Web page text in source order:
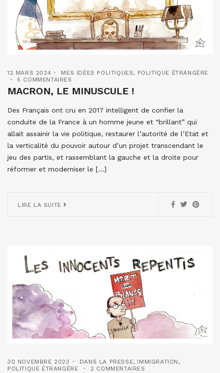
12 MARS 2024 MES IDÉES POLITIQUES, POLITIQUE ÉTRANGÈRE
5 COMMENTAIRES
MACRON, LE MINUSCULE !
Des Français ont cru en 2017 intelligent de confier la
conduite de la France à un homme jeune et “brillant” qui
allait assainir la vie politique, restaurer l’autorité de l’Etat et
la verticalité du pouvoir autour d’un projet transcendant le
jeu des partis, et rassemblant la gauche et la droite pour
réformer et moderniser le […]
LIRE LA SUITE
30 NOVEMBRE 2023 DANS LA PRESSE, IMMIGRATION ,
POLITIQUE ÉTRANGÈRE
2 COMMENTAIRES